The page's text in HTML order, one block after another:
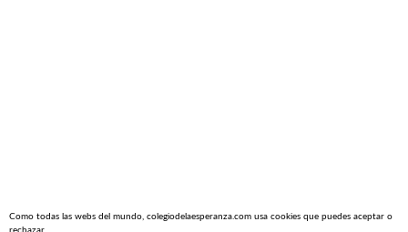
Como todas las webs del mundo, colegiodelaesperanza.com usa cookies que puedes aceptar o
rechazar.